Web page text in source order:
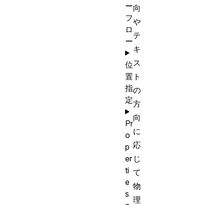
向
や
テ
キ
ス
ト
の
方
向
に
応
じ
て
物
理
ー
フ
ロ
ー
位
置
指
定
Pr
o
p
er
ti
e
s